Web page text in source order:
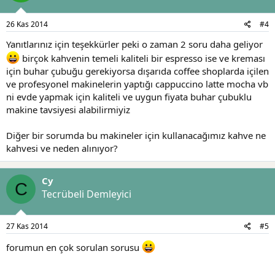
26 Kas 2014 #4
Yanıtlarınız için teşekkürler peki o zaman 2 soru daha geliyor
birçok kahvenin temeli kaliteli bir espresso ise ve kreması
için buhar çubuğu gerekiyorsa dışarıda coffee shoplarda içilen
ve profesyonel makinelerin yaptığı cappuccino latte mocha vb
ni evde yapmak için kaliteli ve uygun fiyata buhar çubuklu
makine tavsiyesi alabilirmiyiz
Diğer bir sorumda bu makineler için kullanacağımız kahve ne
kahvesi ve neden alınıyor?
C Cy
Tecrübeli Demleyici
27 Kas 2014 #5
forumun en çok sorulan sorusu